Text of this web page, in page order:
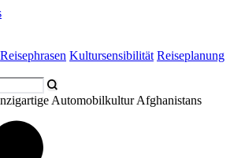
Reisephrasen Kultursensibilität Reiseplanung
Automobilkultur Afghanistans